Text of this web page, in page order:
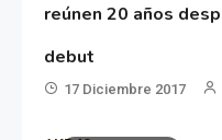
reúnen 20 años
debut
17 Diciembre 2017